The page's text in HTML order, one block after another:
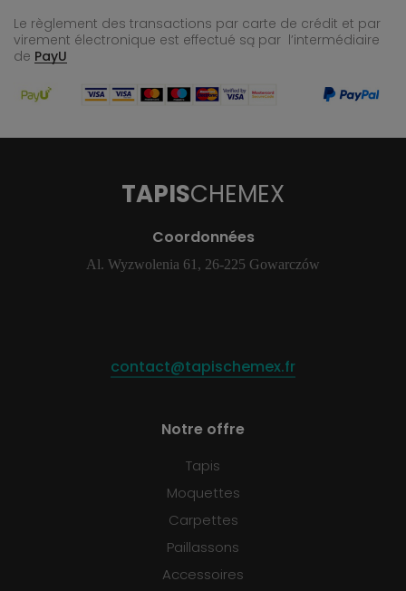
Le règlement des transactions par carte de crédit et par
virement électronique est effectué są par l’intermédiaire
de PayU
TAPISCHEMEX
Coordonnées
Al. Wyzwolenia 61, 26-225 Gowarczów
contact@tapischemex.fr
Notre offre
Tapis
Moquettes
Carpettes
Paillassons
Accessoires